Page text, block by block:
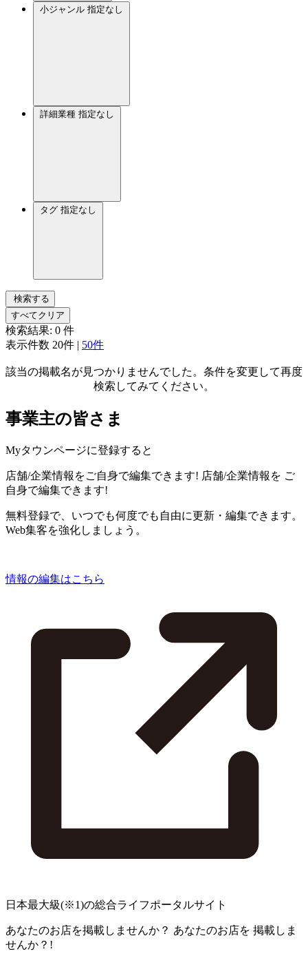
小ジャンル 指定なし
詳細業種 指定なし
タグ 指定なし
検索する
すべてクリア
検索結果: 0 件
表示件数 20件 | 50件
該当の掲載名が見つかりませんでした。条件を変更して再度
検索してみてください。
事業主の皆さま
Myタウンページに登録すると
店舗/企業情報をご自身で編集できます! 店舗/企業情報を ご
自身で編集できます!
無料登録で、いつでも何度でも自由に更新・編集できます。
Web集客を強化しましょう。
情報の編集はこちら
日本最大級(※1)の総合ライフポータルサイト
あなたのお店を掲載しませんか？ あなたのお店を 掲載しま
せんか？!